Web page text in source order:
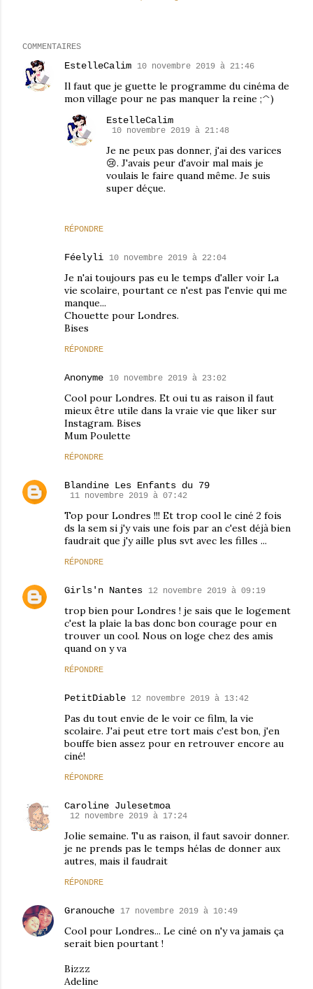
COMMENTAIRES
EstelleCalim 10 novembre 2019 à 21:46
Il faut que je guette le programme du cinéma de
mon village pour ne pas manquer la reine ;^)
RÉPONDRE
EstelleCalim
10 novembre 2019 à 21:48
Je ne peux pas donner, j'ai des varices
😢. J'avais peur d'avoir mal mais je
voulais le faire quand même. Je suis
super déçue.
Féelyli 10 novembre 2019 à 22:04
Je n'ai toujours pas eu le temps d'aller voir La
vie scolaire, pourtant ce n'est pas l'envie qui me
manque...
Chouette pour Londres.
Bises
RÉPONDRE
Anonyme 10 novembre 2019 à 23:02
Cool pour Londres. Et oui tu as raison il faut
mieux être utile dans la vraie vie que liker sur
Instagram. Bises
Mum Poulette
RÉPONDRE
Blandine Les Enfants du 79
11 novembre 2019 à 07:42
Top pour Londres !!! Et trop cool le ciné 2 fois
ds la sem si j'y vais une fois par an c'est déjà bien
faudrait que j'y aille plus svt avec les filles ...
RÉPONDRE
Girls'n Nantes 12 novembre 2019 à 09:19
trop bien pour Londres ! je sais que le logement
c'est la plaie la bas donc bon courage pour en
trouver un cool. Nous on loge chez des amis
quand on y va
RÉPONDRE
PetitDiable 12 novembre 2019 à 13:42
Pas du tout envie de le voir ce film, la vie
scolaire. J'ai peut etre tort mais c'est bon, j'en
bouffe bien assez pour en retrouver encore au
ciné!
RÉPONDRE
Caroline Julesetmoa
12 novembre 2019 à 17:24
Jolie semaine. Tu as raison, il faut savoir donner.
je ne prends pas le temps hélas de donner aux
autres, mais il faudrait
RÉPONDRE
Granouche 17 novembre 2019 à 10:49
Cool pour Londres... Le ciné on n'y va jamais ça
serait bien pourtant !
Bizzz
Adeline